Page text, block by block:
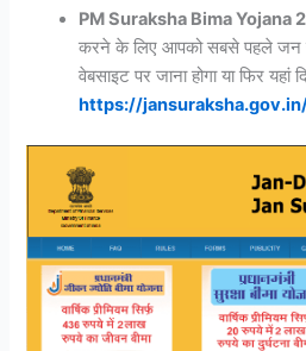
PM Suraksha Bima Yojana
करने के लिए आपको सबसे पहले जन
वेबसाइट पर जाना होगा या फिर यहां
https://